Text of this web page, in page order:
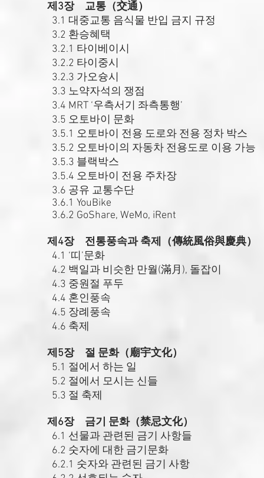
제3장 교통（交通）
3.1 대중교통 음식물 반입 금지 규정
3.2 환승혜택
3.2.1 타이베이시
3.2.2 타이중시
3.2.3 가오슝시
3.3 노약자석의 쟁점
3.4 MRT ‘우측서기 좌측통행’
3.5 오토바이 문화
3.5.1 오토바이 전용 도로와 전용 정차 박스
3.5.2 오토바이의 자동차 전용도로 이용 가능
3.5.3 블랙박스
3.5.4 오토바이 전용 주차장
3.6 공유 교통수단
3.6.1 YouBike
3.6.2 GoShare, WeMo, iRent
제4장 전통풍속과 축제（傳統風俗與慶典）
4.1 ‘띠’문화
4.2 백일과 비슷한 만월(滿月), 돌잡이
4.3 중원절 푸두
4.4 혼인풍속
4.5 장례풍속
4.6 축제
제5장 절 문화（廟宇文化）
5.1 절에서 하는 일
5.2 절에서 모시는 신들
5.3 절 축제
제6장 금기 문화（禁忌文化）
6.1 선물과 관련된 금기 사항들
6.2 숫자에 대한 금기문화
6.2.1 숫자와 관련된 금기 사항